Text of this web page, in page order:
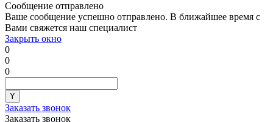
Сообщение отправлено
Ваше сообщение успешно отправлено. В ближайшее время с
Вами свяжется наш специалист
Закрыть окно
0
0
0
Заказать звонок
Заказать звонок